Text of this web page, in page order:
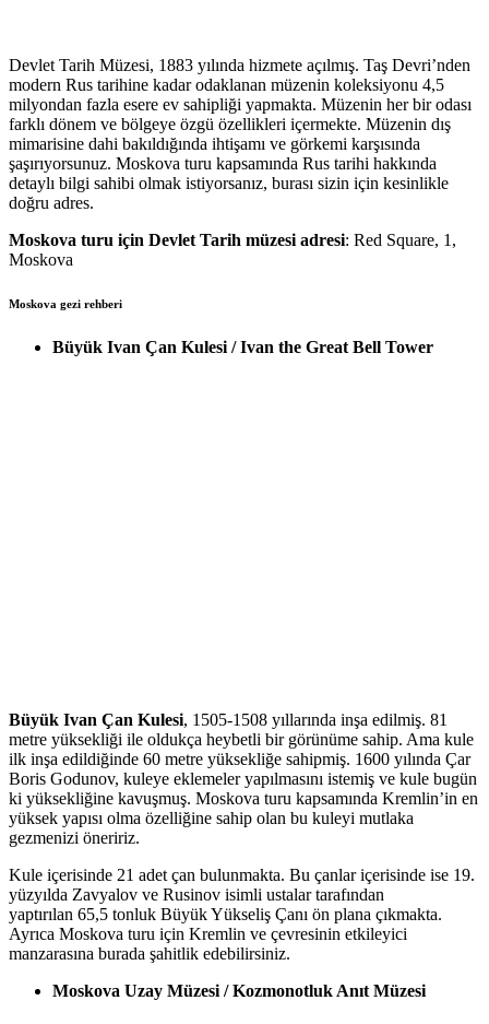
Devlet Tarih Müzesi, 1883 yılında hizmete açılmış. Taş Devri’nden
modern Rus tarihine kadar odaklanan müzenin koleksiyonu 4,5
milyondan fazla esere ev sahipliği yapmakta. Müzenin her bir odası
farklı dönem ve bölgeye özgü özellikleri içermekte. Müzenin dış
mimarisine dahi bakıldığında ihtişamı ve görkemi karşısında
şaşırıyorsunuz. Moskova turu kapsamında Rus tarihi hakkında
detaylı bilgi sahibi olmak istiyorsanız, burası sizin için kesinlikle
doğru adres.
Moskova turu için Devlet Tarih müzesi adresi: Red Square, 1,
Moskova
Moskova gezi rehberi
Büyük Ivan Çan Kulesi / Ivan the Great Bell Tower
Büyük Ivan Çan Kulesi, 1505-1508 yıllarında inşa edilmiş. 81
metre yüksekliği ile oldukça heybetli bir görünüme sahip. Ama kule
ilk inşa edildiğinde 60 metre yüksekliğe sahipmiş. 1600 yılında Çar
Boris Godunov, kuleye eklemeler yapılmasını istemiş ve kule bugün
ki yüksekliğine kavuşmuş. Moskova turu kapsamında Kremlin’in en
yüksek yapısı olma özelliğine sahip olan bu kuleyi mutlaka
gezmenizi öneririz.
Kule içerisinde 21 adet çan bulunmakta. Bu çanlar içerisinde ise 19.
yüzyılda Zavyalov ve Rusinov isimli ustalar tarafından
yaptırılan 65,5 tonluk Büyük Yükseliş Çanı ön plana çıkmakta.
Ayrıca Moskova turu için Kremlin ve çevresinin etkileyici
manzarasına burada şahitlik edebilirsiniz.
Moskova Uzay Müzesi / Kozmonotluk Anıt Müzesi